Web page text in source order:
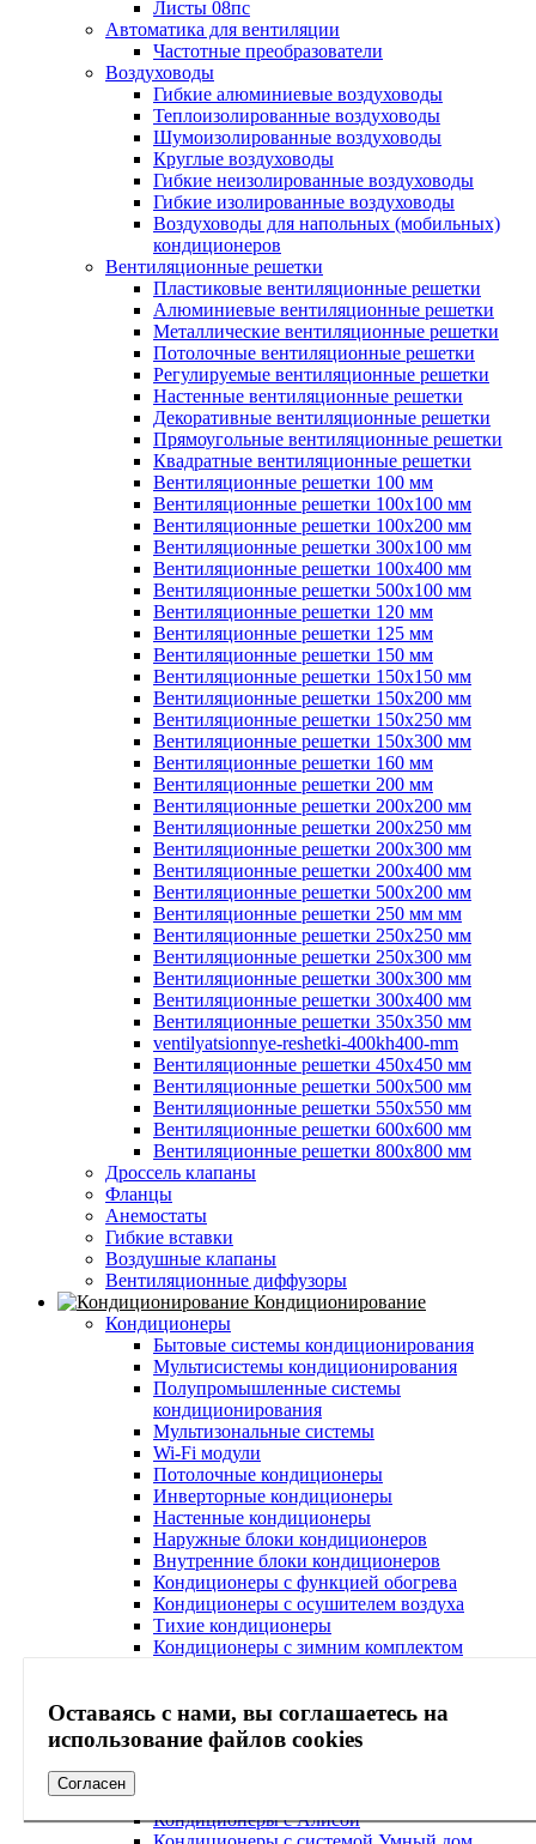
Оставаясь с нами, вы соглашаетесь на
использование файлов cookies
Согласен
Листы 08пс
Автоматика для вентиляции
Частотные преобразователи
Воздуховоды
Гибкие алюминиевые воздуховоды
Теплоизолированные воздуховоды
Шумоизолированные воздуховоды
Круглые воздуховоды
Гибкие неизолированные воздуховоды
Гибкие изолированные воздуховоды
Воздуховоды для напольных (мобильных)
кондиционеров
Вентиляционные решетки
Пластиковые вентиляционные решетки
Алюминиевые вентиляционные решетки
Металлические вентиляционные решетки
Потолочные вентиляционные решетки
Регулируемые вентиляционные решетки
Настенные вентиляционные решетки
Декоративные вентиляционные решетки
Прямоугольные вентиляционные решетки
Квадратные вентиляционные решетки
Вентиляционные решетки 100 мм
Вентиляционные решетки 100х100 мм
Вентиляционные решетки 100х200 мм
Вентиляционные решетки 300х100 мм
Вентиляционные решетки 100х400 мм
Вентиляционные решетки 500х100 мм
Вентиляционные решетки 120 мм
Вентиляционные решетки 125 мм
Вентиляционные решетки 150 мм
Вентиляционные решетки 150х150 мм
Вентиляционные решетки 150х200 мм
Вентиляционные решетки 150х250 мм
Вентиляционные решетки 150х300 мм
Вентиляционные решетки 160 мм
Вентиляционные решетки 200 мм
Вентиляционные решетки 200х200 мм
Вентиляционные решетки 200х250 мм
Вентиляционные решетки 200х300 мм
Вентиляционные решетки 200х400 мм
Вентиляционные решетки 500х200 мм
Вентиляционные решетки 250 мм мм
Вентиляционные решетки 250х250 мм
Вентиляционные решетки 250х300 мм
Вентиляционные решетки 300х300 мм
Вентиляционные решетки 300х400 мм
Вентиляционные решетки 350х350 мм
ventilyatsionnye-reshetki-400kh400-mm
Вентиляционные решетки 450х450 мм
Вентиляционные решетки 500х500 мм
Вентиляционные решетки 550х550 мм
Вентиляционные решетки 600х600 мм
Вентиляционные решетки 800х800 мм
Дроссель клапаны
Фланцы
Анемостаты
Гибкие вставки
Воздушные клапаны
Вентиляционные диффузоры
Кондиционирование
Кондиционеры
Бытовые системы кондиционирования
Мультисистемы кондиционирования
Полупромышленные системы
кондиционирования
Мультизональные системы
Wi-Fi модули
Потолочные кондиционеры
Инверторные кондиционеры
Настенные кондиционеры
Наружные блоки кондиционеров
Внутренние блоки кондиционеров
Кондиционеры с функцией обогрева
Кондиционеры с осушителем воздуха
Тихие кондиционеры
Кондиционеры с зимним комплектом
Кондиционеры с Wi-Fi
Кондиционеры с очисткой воздуха
Кондиционеры с ультрафиолетовой лампой
Кондиционеры с Алисой